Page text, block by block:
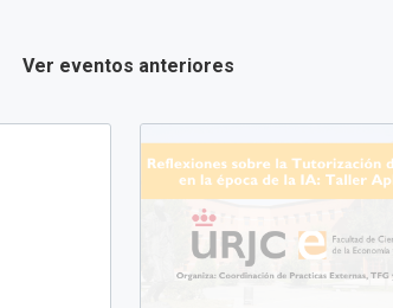
Ver eventos anteriores